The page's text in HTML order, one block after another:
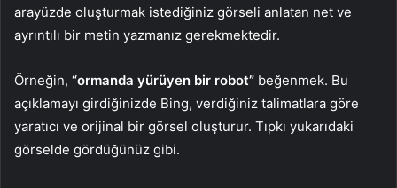
arayüzde oluşturmak istediğiniz görseli anlatan net ve
ayrıntılı bir metin yazmanız gerekmektedir.
Örneğin, “ormanda yürüyen bir robot” beğenmek. Bu
açıklamayı girdiğinizde Bing, verdiğiniz talimatlara göre
yaratıcı ve orijinal bir görsel oluşturur. Tıpkı yukarıdaki
görselde gördüğünüz gibi.